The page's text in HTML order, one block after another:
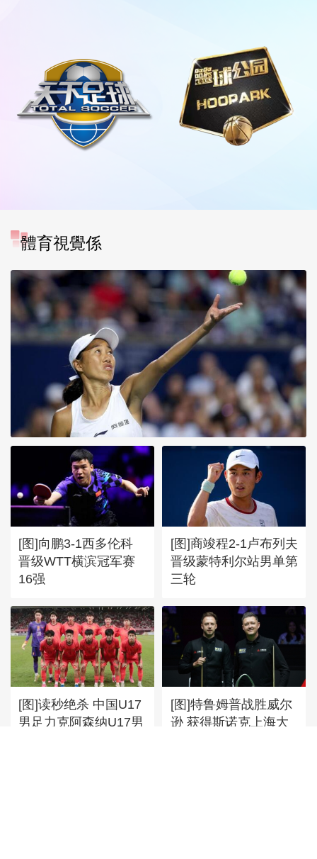
體育視覺係
[图]WTA1000多伦多站-张帅
不敌萨巴伦卡无缘16强
[图]向鹏3-1西多伦科
晋级WTT横滨冠军赛
16强
[图]商竣程2-1卢布列夫
晋级蒙特利尔站男单第
三轮
[图]读秒绝杀 中国U17
男足力克阿森纳U17男
[图]特鲁姆普战胜威尔
逊 获得斯诺克上海大